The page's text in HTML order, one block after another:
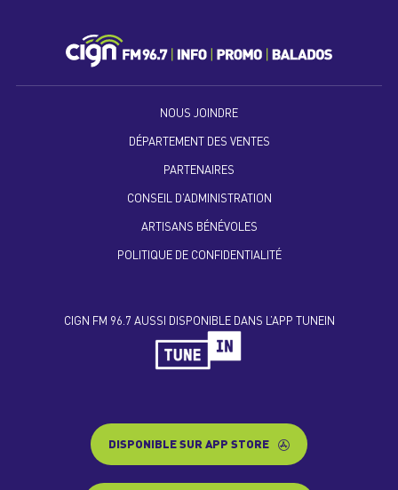
NOUS JOINDRE
DÉPARTEMENT DES VENTES
PARTENAIRES
CONSEIL D’ADMINISTRATION
ARTISANS BÉNÉVOLES
POLITIQUE DE CONFIDENTIALITÉ
CIGN FM 96.7 AUSSI DISPONIBLE DANS L’APP TUNEIN
DISPONIBLE SUR APP STORE